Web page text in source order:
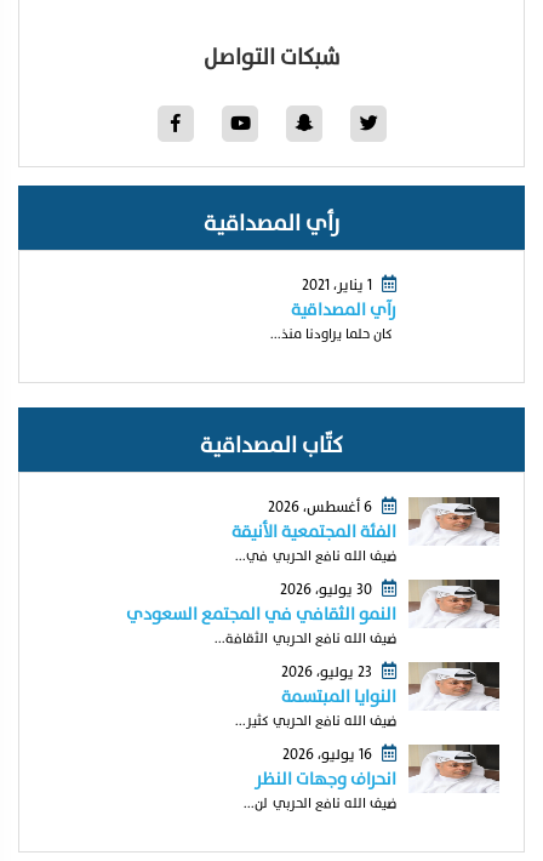
شبكات التواصل
رأي المصداقية
1 يناير، 2021
رآي المصداقية
كان حلما يراودنا منذ...
كتّاب المصداقية
6 أغسطس، 2026
الفئة المجتمعية الأنيقة
ضيف الله نافع الحربي في...
30 يوليو، 2026
النمو الثقافي في المجتمع السعودي
ضيف الله نافع الحربي الثقافة...
النوايا المبتسمة
ضيف الله نافع الحربي كثير...
16 يوليو، 2026
انحراف وجهات النظر
ضيف الله نافع الحربي لن...